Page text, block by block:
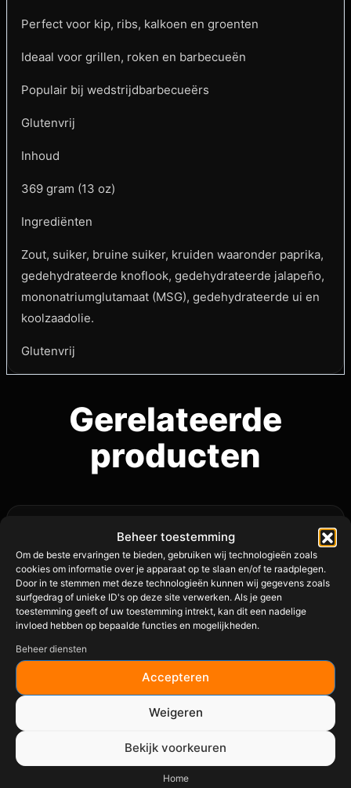
Beheer toestemming
Om de beste ervaringen te bieden, gebruiken wij technologieën zoals
cookies om informatie over je apparaat op te slaan en/of te raadplegen.
Door in te stemmen met deze technologieën kunnen wij gegevens zoals
surfgedrag of unieke ID's op deze site verwerken. Als je geen
toestemming geeft of uw toestemming intrekt, kan dit een nadelige
invloed hebben op bepaalde functies en mogelijkheden.
Beheer diensten
Accepteren
Weigeren
Bekijk voorkeuren
Home
Perfect voor kip, ribs, kalkoen en groenten
Ideaal voor grillen, roken en barbecueën
Populair bij wedstrijdbarbecueërs
Glutenvrij
Inhoud
369 gram (13 oz)
Ingrediënten
Zout, suiker, bruine suiker, kruiden waaronder paprika,
gedehydrateerde knoflook, gedehydrateerde jalapeño,
mononatriumglutamaat (MSG), gedehydrateerde ui en
koolzaadolie.
Glutenvrij
Gerelateerde
producten